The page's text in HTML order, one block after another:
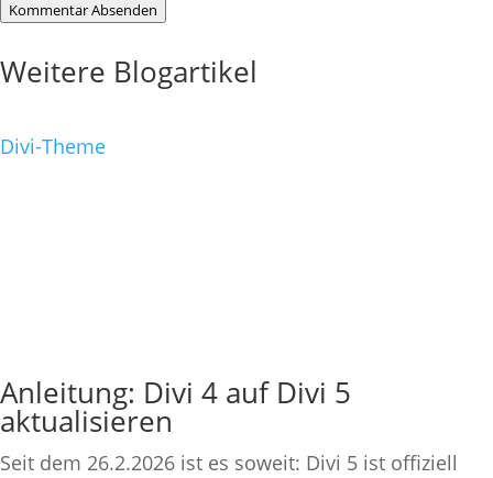
Kommentar Absenden
Weitere Blogartikel
Divi-Theme
Anleitung: Divi 4 auf Divi 5
aktualisieren
Seit dem 26.2.2026 ist es soweit: Divi 5 ist offiziell